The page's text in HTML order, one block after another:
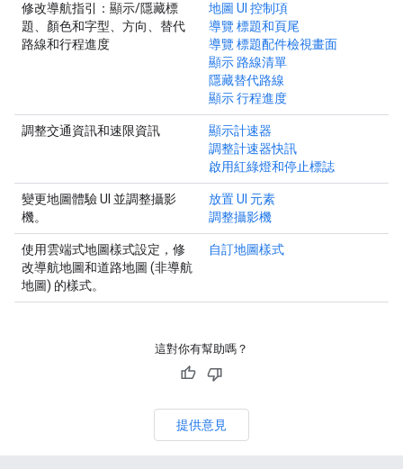
修改導航指引：顯示/隱藏標
題、顏色和字型、方向、替代
路線和行程進度
地圖 UI 控制項
導覽 標題和頁尾
導覽 標題配件檢視畫面
顯示 路線清單
隱藏替代路線
顯示 行程進度
調整交通資訊和速限資訊
顯示計速器
調整計速器快訊
啟用紅綠燈和停止標誌
變更地圖體驗 UI 並調整攝影
機。
放置 UI 元素
調整攝影機
使用雲端式地圖樣式設定，修
改導航地圖和道路地圖 (非導航
地圖) 的樣式。
自訂地圖樣式
這對你有幫助嗎？
提供意見